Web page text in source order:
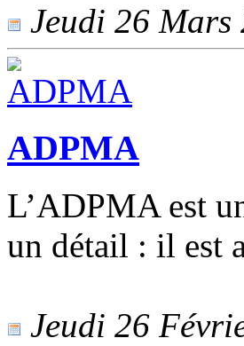
Jeudi 26 Mars
ADPMA
L’ADPMA est
un détail : il est
Jeudi 26